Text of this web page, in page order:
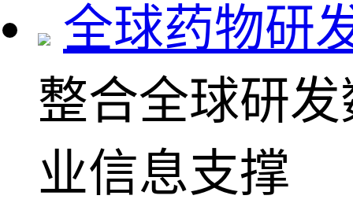
全球药物研
整合全球研
业信息支撑